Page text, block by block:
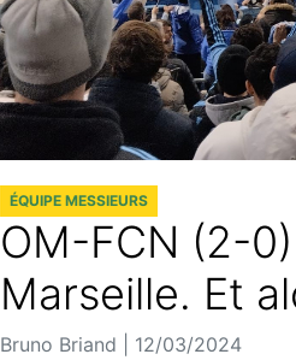
ÉQUIPE MESSIEURS
OM-FCN (2-
Marseille. Et
Bruno Briand | 12/03/2024